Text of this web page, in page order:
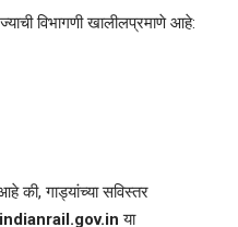
विभागणी खालीलप्रमाणे आहे:
की, गाड्यांच्या सविस्तर
या